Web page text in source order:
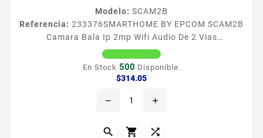
Modelo: SCAM2B
Referencia: 233376SMARTHOME BY EPCOM SCAM2B
Camara Bala Ip 2mp Wifi Audio De 2 Vias
Almacenamiento En Microsd Lente De 4mm Angulo
De Apertura 90 Grados Ip65 Especificaciones
Caracteriacutesticas Principales Resolucioacuten
Cambio automaacutetico Aacutengulo de
Audio bidireccional Soporta deteccioacuten de
En Stock 500 Disponible.
$314.05Precio
remove add
  